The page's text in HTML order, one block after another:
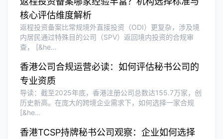
核心评估维度解析
返程投资备案比常规境外直接投资（ODI）更复杂，涉及境
内居民通过特殊目的公司（SPV）返回境内投资的合规审
查， [&he…
香港公司合规运营必读：如何评估秘书公司的
专业资质
导读：截至2025年底，香港注册公司总数达155.7万家，创
历史新高。在庞大的跨境企业需求下，如何选择一家合规
[&he…
香港TCSP持牌秘书公司观察：企业如何选择